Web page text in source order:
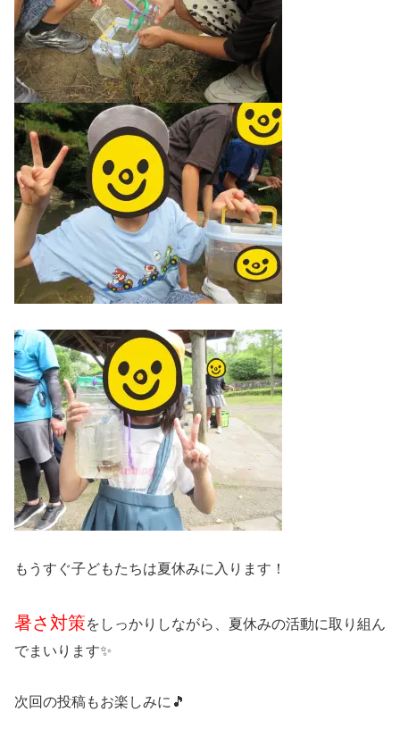
もうすぐ子どもたちは夏休みに入ります！
暑さ対策をしっかりしながら、夏休みの活動に取り組ん
でまいります✨
次回の投稿もお楽しみに🎵